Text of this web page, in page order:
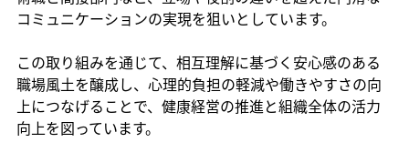
コミュニケーションの実現を狙いとしています。
この取り組みを通じて、相互理解に基づく安心感のある
職場風土を醸成し、心理的負担の軽減や働きやすさの向
上につなげることで、健康経営の推進と組織全体の活力
向上を図っています。